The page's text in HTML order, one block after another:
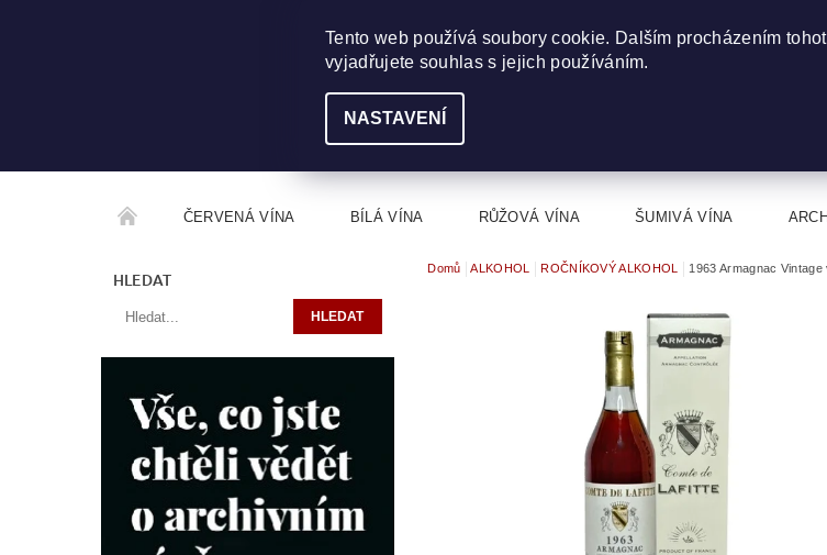
ČERVENÁ VÍNA BÍLÁ VÍNA RŮŽOVÁ VÍNA ŠUMIVÁ VÍNA
ROČNÍKOVÝ ALKOHOL ROZCESTNÍK VÍN
HLEDAT
Domů ALKOHOL ROČNÍKOVÝ ALKOHOL 1963 Armagnac
Tento web používá soubory cookie. Dalším procházením
vyjadřujete souhlas s jejich používáním.
NASTAVENÍ